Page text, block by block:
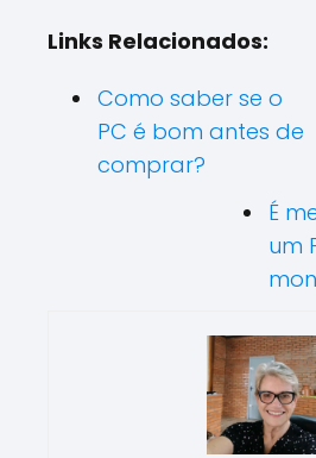
Links Relacionados:
Como saber se o
PC é bom antes de
comprar?
É
um